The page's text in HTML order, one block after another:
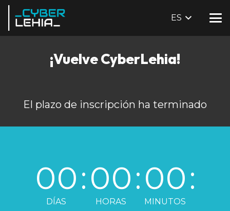
ES
¡Vuelve CyberLehia!
El plazo de inscripción ha terminado
00
DÍAS
:00
HORAS
:00
MINUTOS
: